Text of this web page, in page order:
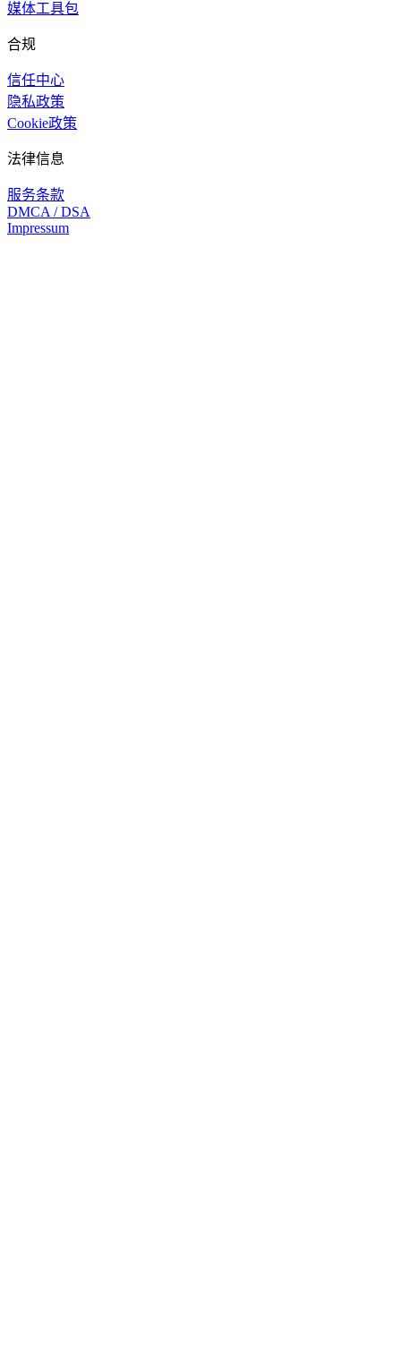
媒体工具包
合规
信任中心
隐私政策
Cookie政策
法律信息
服务条款
DMCA / DSA
Impressum